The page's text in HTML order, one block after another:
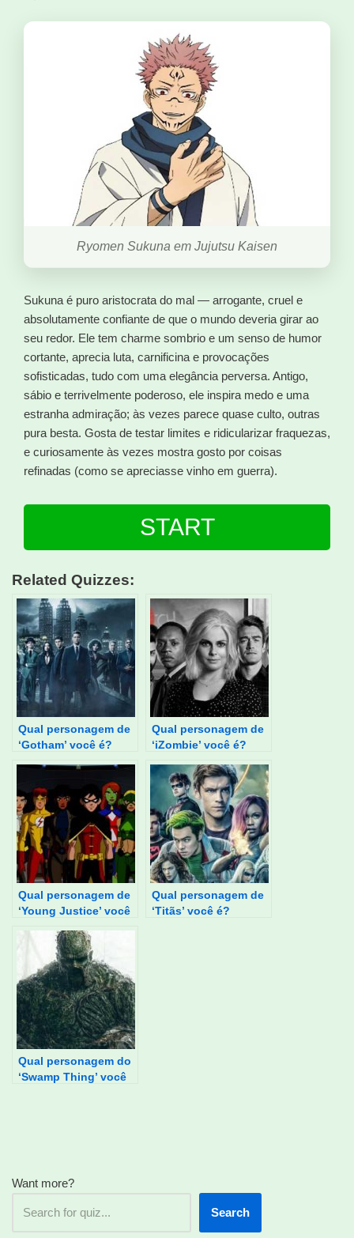
Ryomen Sukuna em Jujutsu Kaisen
Sukuna é puro aristocrata do mal — arrogante, cruel e
absolutamente confiante de que o mundo deveria girar ao
seu redor. Ele tem charme sombrio e um senso de humor
cortante, aprecia luta, carnificina e provocações
sofisticadas, tudo com uma elegância perversa. Antigo,
sábio e terrivelmente poderoso, ele inspira medo e uma
estranha admiração; às vezes parece quase culto, outras
pura besta. Gosta de testar limites e ridicularizar fraquezas,
e curiosamente às vezes mostra gosto por coisas
refinadas (como se apreciasse vinho em guerra).
START
Related Quizzes:
Qual personagem de
‘Gotham’ você é?
Qual personagem de
‘iZombie’ você é?
Qual personagem de
‘Young Justice’ você
Qual personagem de
‘Titãs’ você é?
Qual personagem do
‘Swamp Thing’ você
Want more?
Search